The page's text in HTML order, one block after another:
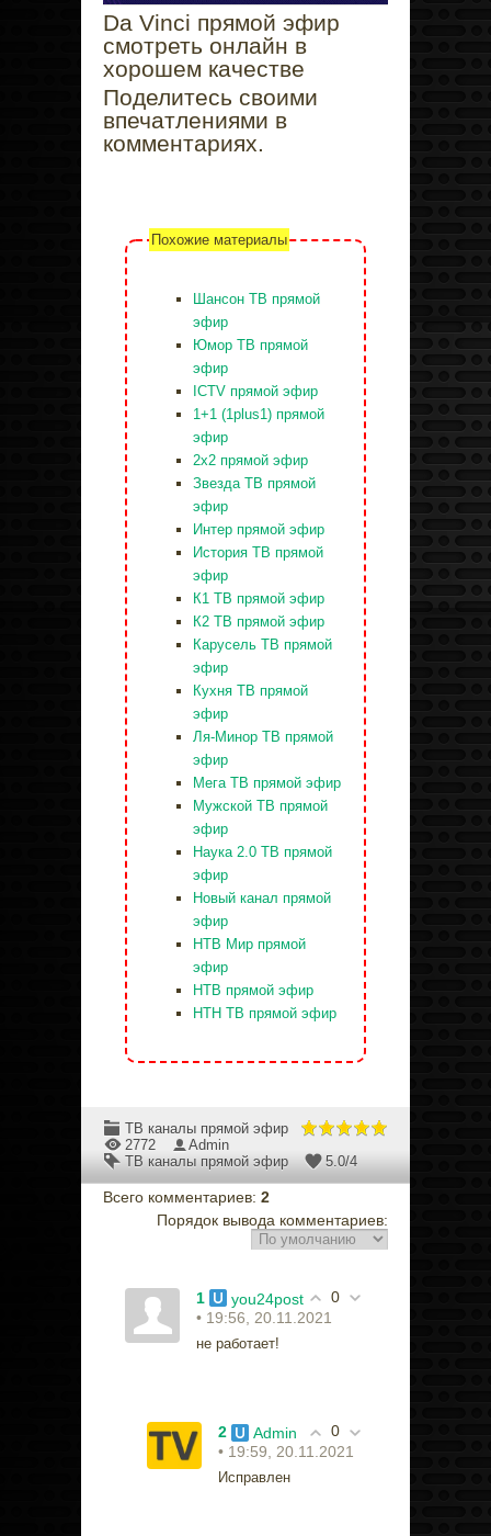
Da Vinci прямой эфир
смотреть онлайн в
хорошем качестве
Поделитесь своими
впечатлениями в
комментариях.
Похожие материалы
Шансон ТВ прямой
эфир
Юмор ТВ прямой
эфир
ICTV прямой эфир
1+1 (1plus1) прямой
эфир
2x2 прямой эфир
Звезда ТВ прямой
эфир
Интер прямой эфир
История ТВ прямой
эфир
К1 ТВ прямой эфир
К2 ТВ прямой эфир
Карусель ТВ прямой
эфир
Кухня ТВ прямой
эфир
Ля-Минор ТВ прямой
эфир
Мега ТВ прямой эфир
Мужской ТВ прямой
эфир
Наука 2.0 ТВ прямой
эфир
Новый канал прямой
эфир
НТВ Мир прямой
эфир
НТВ прямой эфир
НТН ТВ прямой эфир
ТВ каналы прямой эфир
2772
Admin
ТВ каналы прямой эфир
5.0/4
Всего комментариев: 2
Порядок вывода комментариев:
0
1
you24post
• 19:56, 20.11.2021
не работает!
0
2
Admin
• 19:59, 20.11.2021
Исправлен